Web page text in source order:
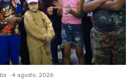
- 4 agosto, 2026